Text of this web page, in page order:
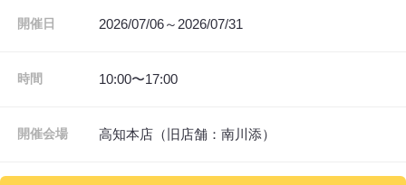
開催日 2026/07/06～2026/07/31
時間 10:00〜17:00
開催会場 高知本店（旧店舗：南川添）